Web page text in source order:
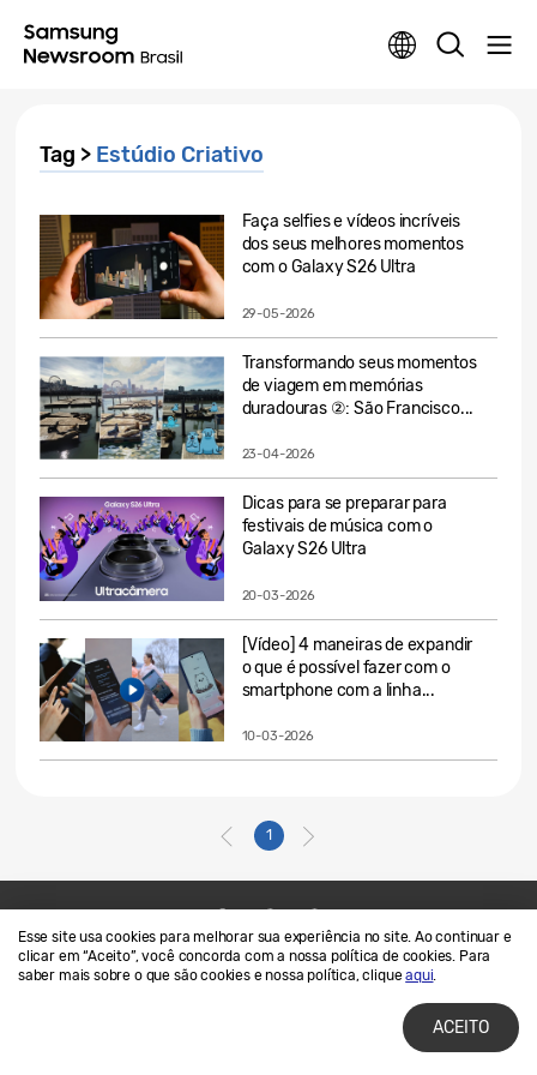
Esse site usa cookies para melhorar sua experiência no site. Ao continuar e
clicar em “Aceito”, você concorda com a nossa política de cookies. Para
saber mais sobre o que são cookies e nossa política, cliqueaqui.
ACEITO
Tag > Estúdio Criativo
Faça selfies e vídeos incríveis
dos seus melhores momentos
com o Galaxy S26 Ultra
29-05-2026
Transformando seus momentos
de viagem em memórias
duradouras ②: São Francisco...
23-04-2026
Dicas para se preparar para
festivais de música com o
Galaxy S26 Ultra
20-03-2026
[Vídeo] 4 maneiras de expandir
o que é possível fazer com o
smartphone com a linha...
10-03-2026
1
Contato
SAMSUNG.COM
Termos de Uso
Privacidade e Cookies